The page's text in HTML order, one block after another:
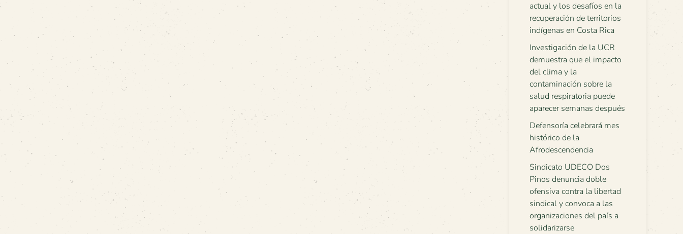
actual y los desafíos en la
recuperación de territorios
indígenas en Costa Rica
Investigación de la UCR
demuestra que el impacto
del clima y la
contaminación sobre la
salud respiratoria puede
aparecer semanas después
Defensoría celebrará mes
histórico de la
Afrodescendencia
Sindicato UDECO Dos
Pinos denuncia doble
ofensiva contra la libertad
sindical y convoca a las
organizaciones del país a
solidarizarse